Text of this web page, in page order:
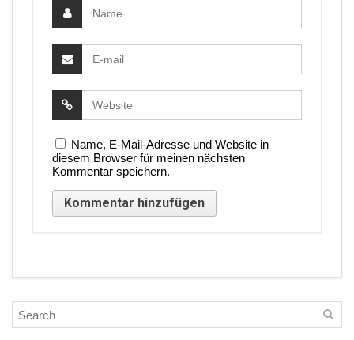
Name, E-Mail-Adresse und Website in
diesem Browser für meinen nächsten
Kommentar speichern.